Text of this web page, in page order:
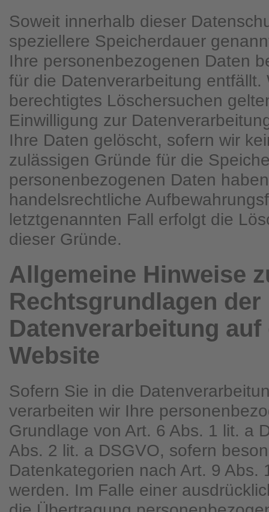
Soweit innerhalb dieser
speziellere Speicherdauer
Ihre personenbezogenen Daten
für die Datenverarbeitung entfällt.
berechtigtes Löschersuchen
Einwilligung zur
Ihre Daten gelöscht, sofern wir
zulässigen Gründe für die
personenbezogenen Daten
handelsrechtliche
letztgenannten Fall erfolgt die
dieser Gründe.
Allgemeine Hinweise
Rechtsgrundlagen der
Datenverarbeitung auf
Website
Sofern Sie in die
verarbeiten wir Ihre
Grundlage von Art. 6 Abs. 1 lit. a
Abs. 2 lit. a DSGVO, sofern
Datenkategorien nach Art. 9 Abs.
werden. Im Falle einer